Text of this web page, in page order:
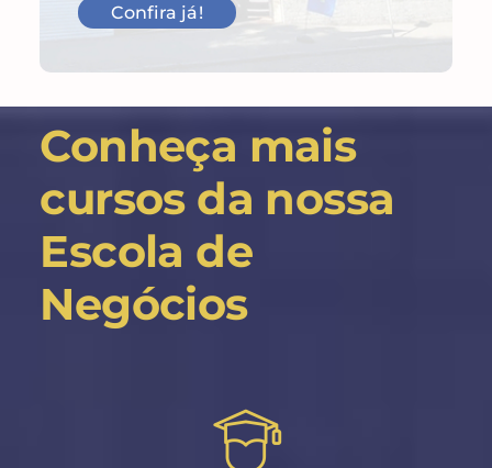
Confira já!
Conheça mais
cursos da nossa
Escola de
Negócios